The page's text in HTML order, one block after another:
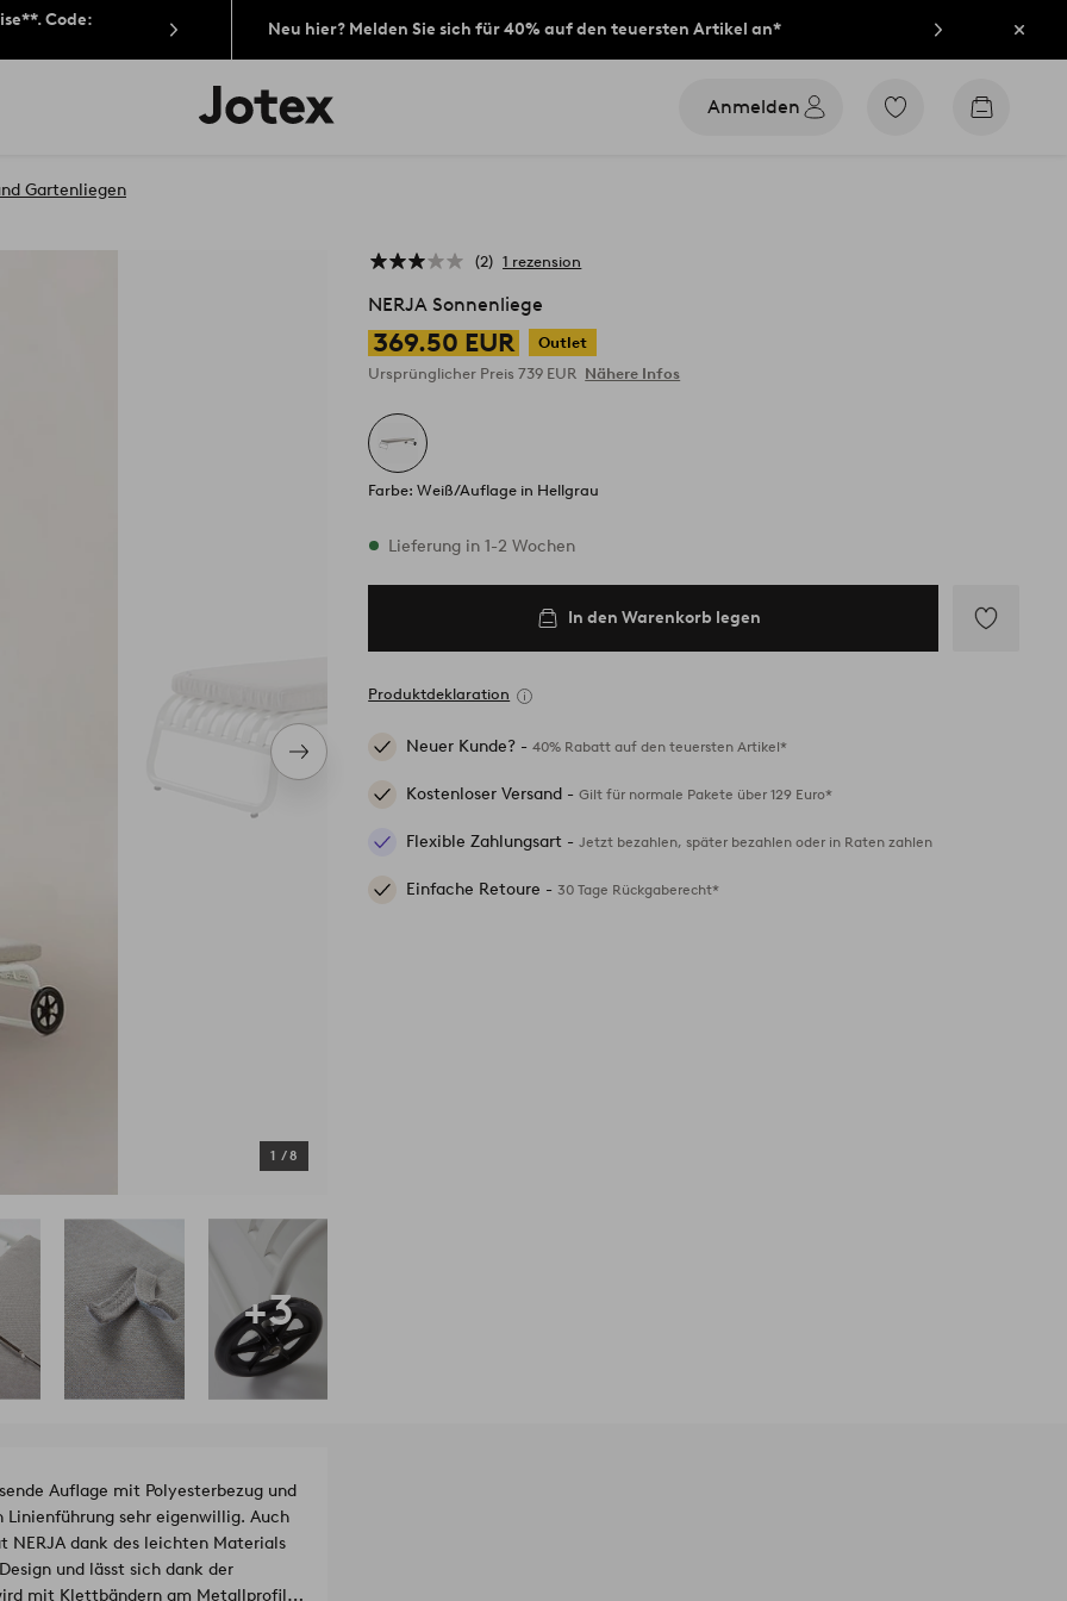
Code: Neu hier? Melden Sie sich für 40% auf den teuersten Artikel an*
Jotex-
Logo
Anmelden
Zu
Zum
Gartenliegen
Nächstes
Produkt
1 /8
2 1 rezension
NERJA Sonnenliege
369.50 EUR
Outlet
Ursprünglicher Preis739 EUR Nähere Infos
Farbe: Weiß/Auflage in Hellgrau
Vorrätig
Lieferung in 1-2 Wochen
In den Warenkorb legen
Produktdeklaration
Neuer Kunde? -40% Rabatt auf den teuersten Artikel*
Kostenloser Versand -Gilt für normale Pakete über 129 Euro*
Flexible Zahlungsart -Jetzt bezahlen, später bezahlen oder in Raten zahlen
Einfache Retoure -30 Tage Rückgaberecht*
+3
Auflage mit Polyesterbezug und
sehr eigenwillig. Auch
dank des leichten Materials
und lässt sich dank der
mit Klettbändern am Metallprofil